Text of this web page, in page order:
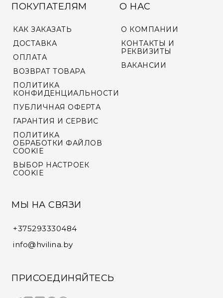
ПОКУПАТЕЛЯМ
КАК ЗАКАЗАТЬ
ДОСТАВКА
ОПЛАТА
ВОЗВРАТ ТОВАРА
ПОЛИТИКА
КОНФИДЕНЦИАЛЬНОСТИ
ПУБЛИЧНАЯ ОФЕРТА
ГАРАНТИЯ И СЕРВИС
ПОЛИТИКА
ОБРАБОТКИ ФАЙЛОВ
COOKIE
ВЫБОР НАСТРОЕК
COOKIE
О НАС
О КОМПАНИИ
КОНТАКТЫ И
РЕКВИЗИТЫ
ВАКАНСИИ
МЫ НА СВЯЗИ
+375293330484
info@hvilina.by
ПРИСОЕДИНЯЙТЕСЬ